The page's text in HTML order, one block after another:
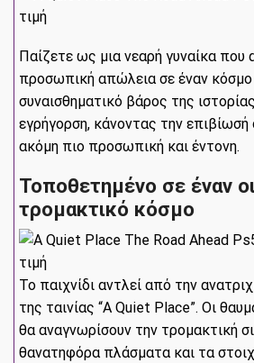
Παίζετε ως μια νεαρή γυναίκα που
προσωπική απώλεια σε έναν
συναισθηματικό βάρος της
εγρήγορση, κάνοντας την επιβίωσή
ακόμη πιο προσωπική και έντονη.
Τοποθετημένο σε έναν
τρομακτικό κόσμο
Το παιχνίδι αντλεί από την
της ταινίας “A Quiet Place”. Οι
θα αναγνωρίσουν την τρομακτική
θανατηφόρα πλάσματα και τα